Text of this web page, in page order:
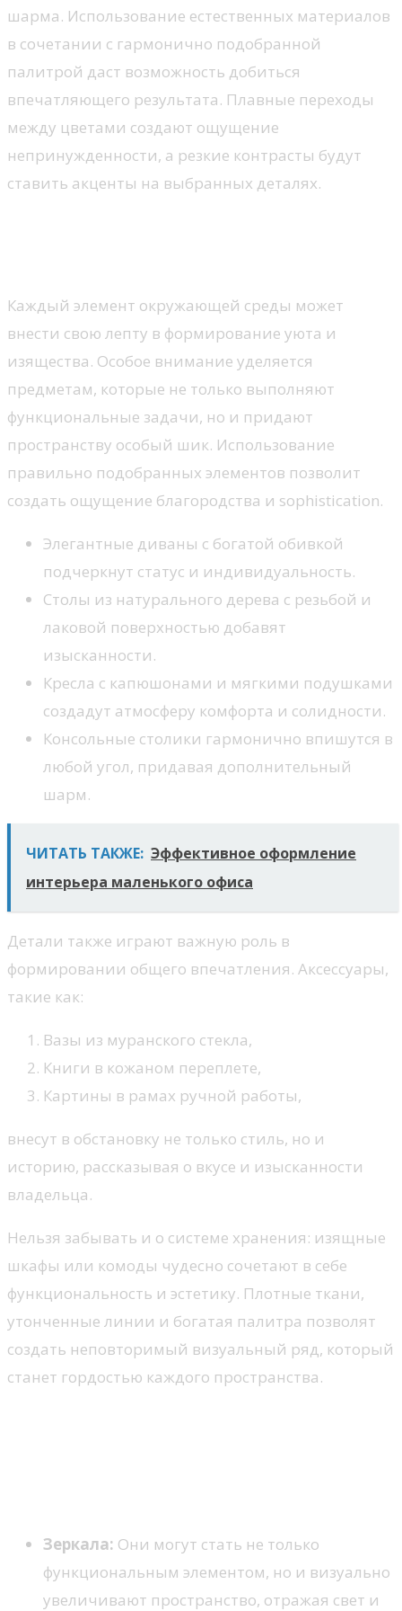
шарма. Использование естественных материалов
в сочетании с гармонично подобранной
палитрой даст возможность добиться
впечатляющего результата. Плавные переходы
между цветами создают ощущение
непринужденности, а резкие контрасты будут
ставить акценты на выбранных деталях.
Каждый элемент окружающей среды может
внести свою лепту в формирование уюта и
изящества. Особое внимание уделяется
предметам, которые не только выполняют
функциональные задачи, но и придают
пространству особый шик. Использование
правильно подобранных элементов позволит
создать ощущение благородства и sophistication.
Элегантные диваны с богатой обивкой
подчеркнут статус и индивидуальность.
Столы из натурального дерева с резьбой и
лаковой поверхностью добавят
изысканности.
Кресла с капюшонами и мягкими подушками
создадут атмосферу комфорта и солидности.
Консольные столики гармонично впишутся в
любой угол, придавая дополнительный
шарм.
ЧИТАТЬ ТАКЖЕ: Эффективное оформление
интерьера маленького офиса
Детали также играют важную роль в
формировании общего впечатления. Аксессуары,
такие как:
Вазы из муранского стекла,
Книги в кожаном переплете,
Картины в рамах ручной работы,
внесут в обстановку не только стиль, но и
историю, рассказывая о вкусе и изысканности
владельца.
Нельзя забывать и о системе хранения: изящные
шкафы или комоды чудесно сочетают в себе
функциональность и эстетику. Плотные ткани,
утонченные линии и богатая палитра позволят
создать неповторимый визуальный ряд, который
станет гордостью каждого пространства.
Зеркала: Они могут стать не только
функциональным элементом, но и визуально
увеличивают пространство, отражая свет и